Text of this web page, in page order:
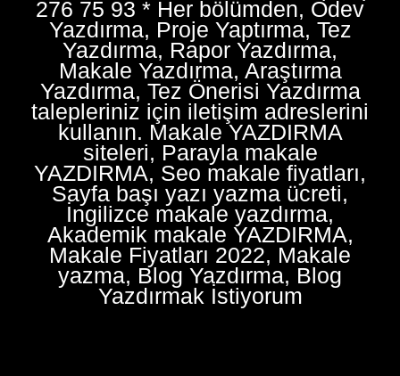
276 75 93 * Her bölümden, Ödev
Yazdırma, Proje Yaptırma, Tez
Yazdırma, Rapor Yazdırma,
Makale Yazdırma, Araştırma
Yazdırma, Tez Önerisi Yazdırma
talepleriniz için iletişim adreslerini
kullanın. Makale YAZDIRMA
siteleri, Parayla makale
YAZDIRMA, Seo makale fiyatları,
Sayfa başı yazı yazma ücreti,
İngilizce makale yazdırma,
Akademik makale YAZDIRMA,
Makale Fiyatları 2022, Makale
yazma, Blog Yazdırma, Blog
Yazdırmak İstiyorum